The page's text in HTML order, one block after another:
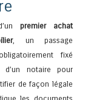
premier achat
, un passage
fixé
d’un notaire pour
de façon légale